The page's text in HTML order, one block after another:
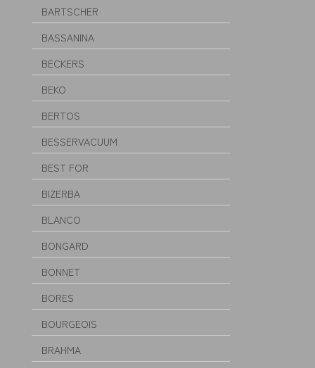
BARTSCHER
BASSANINA
BECKERS
BEKO
BERTOS
BESSERVACUUM
BEST FOR
BIZERBA
BLANCO
BONGARD
BONNET
BORES
BOURGEOIS
BRAHMA